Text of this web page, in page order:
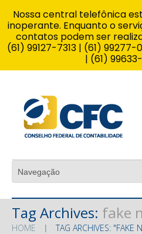
Tag Archives: fake
HOME TAG ARCHIVES: "FAKE
Nossa central telefônica
inoperante. Enquanto o
contatos podem ser
(61) 99127-7313 | (61)
| (61)